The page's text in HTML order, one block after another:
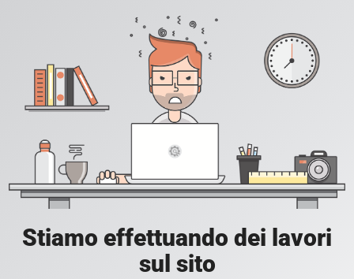
Stiamo effettuando dei lavori
sul sito